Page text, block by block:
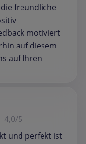
die freundliche
motiviert
auf diesem
auf Ihren
4,0/5
und perfekt ist